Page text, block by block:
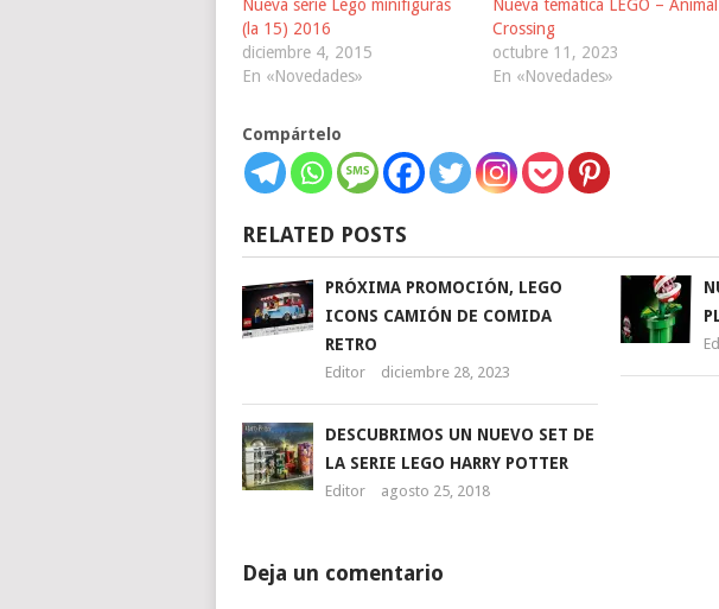
Nueva serie Lego minifiguras
(la 15) 2016
diciembre 4, 2015
En «Novedades»
Nueva temática LEGO – Animal
Crossing
octubre 11, 2023
En «Novedades»
Compártelo
RELATED POSTS
PRÓXIMA PROMOCIÓN, LEGO
ICONS CAMIÓN DE COMIDA
RETRO
Editor diciembre 28, 2023
DESCUBRIMOS UN NUEVO SET DE
LA SERIE LEGO HARRY POTTER
Editor agosto 25, 2018
Deja un comentario